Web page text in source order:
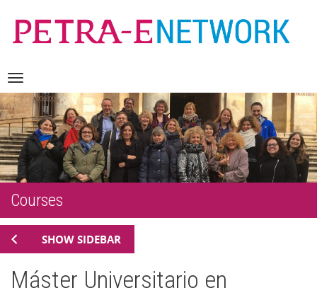
Skip
to
content
Navigation
Courses
SHOW SIDEBAR
Máster Universitario en